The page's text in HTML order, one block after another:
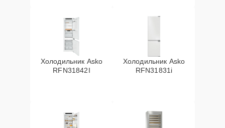
Холодильник Asko
RFN31842I
Холодильник Asko
RFN31831i